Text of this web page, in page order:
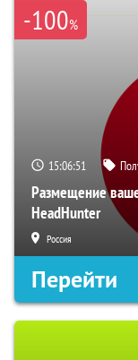
-100%
15:06:50
Размещение
HeadHunter
Россия
Перейти